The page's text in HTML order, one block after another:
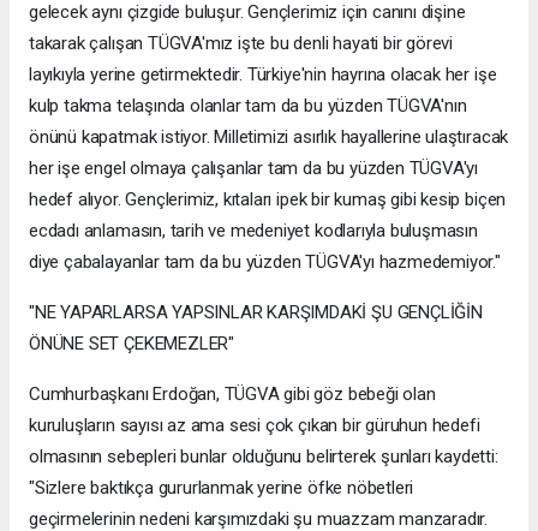
gelecek aynı çizgide buluşur. Gençlerimiz için canını dişine
takarak çalışan TÜGVA'mız işte bu denli hayati bir görevi
layıkıyla yerine getirmektedir. Türkiye'nin hayrına olacak her işe
kulp takma telaşında olanlar tam da bu yüzden TÜGVA'nın
önünü kapatmak istiyor. Milletimizi asırlık hayallerine ulaştıracak
her işe engel olmaya çalışanlar tam da bu yüzden TÜGVA'yı
hedef alıyor. Gençlerimiz, kıtaları ipek bir kumaş gibi kesip biçen
ecdadı anlamasın, tarih ve medeniyet kodlarıyla buluşmasın
diye çabalayanlar tam da bu yüzden TÜGVA'yı hazmedemiyor."
"NE YAPARLARSA YAPSINLAR KARŞIMDAKİ ŞU GENÇLİĞİN
ÖNÜNE SET ÇEKEMEZLER"
Cumhurbaşkanı Erdoğan, TÜGVA gibi göz bebeği olan
kuruluşların sayısı az ama sesi çok çıkan bir güruhun hedefi
olmasının sebepleri bunlar olduğunu belirterek şunları kaydetti:
"Sizlere baktıkça gururlanmak yerine öfke nöbetleri
geçirmelerinin nedeni karşımızdaki şu muazzam manzaradır.